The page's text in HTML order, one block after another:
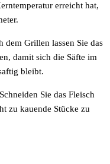
erreicht hat,
dem Grillen lassen Sie das
damit sich die Säfte im
bleibt.
Sie das Fleisch
zu kauende Stücke zu